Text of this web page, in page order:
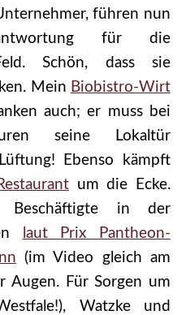
führen nun
für die
Schön, dass sie
Mein Biobistro-Wirt
auch; er muss bei
seine Lokaltür
Ebenso kämpft
um die Ecke.
Beschäftigte in der
laut Prix Pantheon-
(im Video gleich am
Augen. Für Sorgen um
Watzke und